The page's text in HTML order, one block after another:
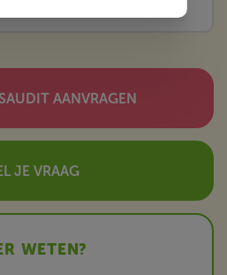
AANVRAGEN
JE VRAAG
WETEN?